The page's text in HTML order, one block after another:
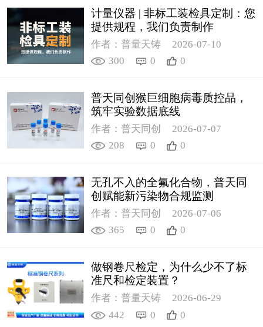
计量仪器 | 非标工装检具定制：您
提供规程，我们负责制作
作者：普量天铸
2026-07-10
300
0 0
普天同创猴巨细胞病毒质控品，
筑牢实验数据底线
作者：普天同创
2026-07-07
208
0 0
无孔不入的全氟化合物，普天同
创赋能新污染物合规监测
作者：普天同创
2026-07-06
365
0 0
做钢卷尺检定，为什么少不了标
准尺和检定装置？
作者：普量天铸
2026-06-29
442
0 0